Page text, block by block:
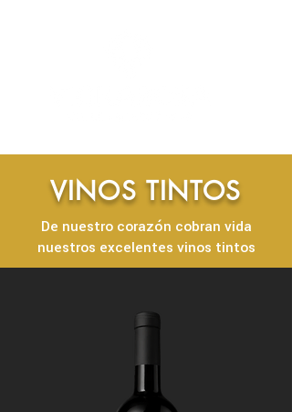
VINOS TINTOS
De nuestro corazón cobran vida
nuestros excelentes vinos tintos